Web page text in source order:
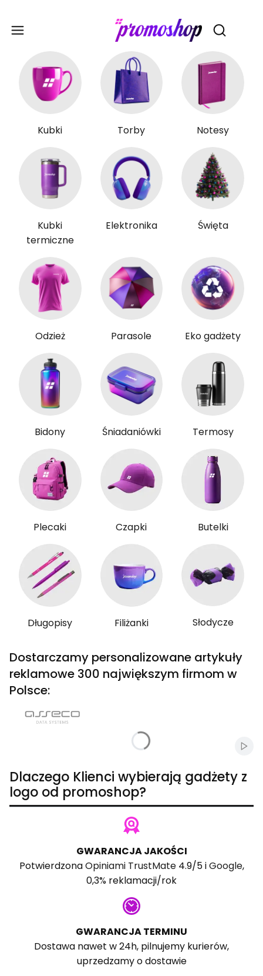
Otwórz
Kubki Torby Notesy
Kubki
termiczne
Elektronika Święta
Odzież Parasole Eko gadżety
Bidony Śniadaniówki Termosy
Plecaki Czapki Butelki
Długopisy Filiżanki Słodycze
Dostarczamy personalizowane artykuły
reklamowe 300 największym firmom w
Polsce:
Dlaczego Klienci wybierają gadżety z
logo od promoshop?
GWARANCJA JAKOŚCI
PotwierdzonaOpiniami TrustMate4.9/5 iGoogle,
0,3% reklamacji/rok
GWARANCJA TERMINU
Dostawa nawet w 24h, pilnujemy kurierów,
uprzedzamy o dostawie